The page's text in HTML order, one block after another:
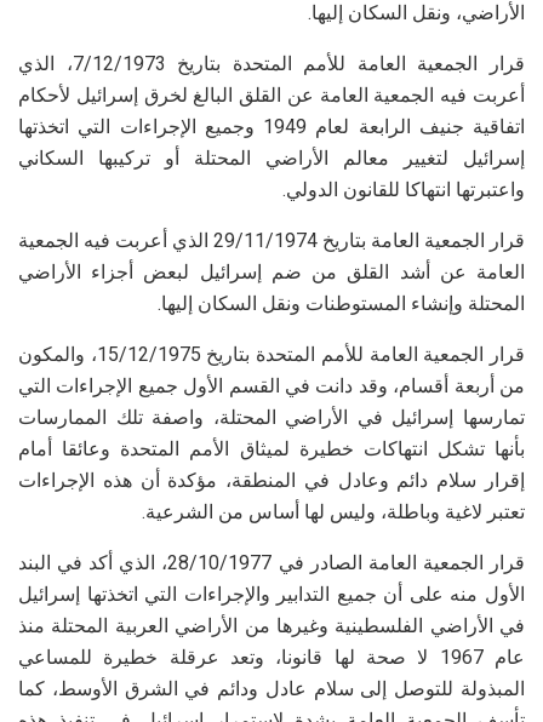
الأراضي، ونقل السكان إليها.
قرار الجمعية العامة للأمم المتحدة بتاريخ 7/12/1973، الذي
أعربت فيه الجمعية العامة عن القلق البالغ لخرق إسرائيل لأحكام
اتفاقية جنيف الرابعة لعام 1949 وجميع الإجراءات التي اتخذتها
إسرائيل لتغيير معالم الأراضي المحتلة أو تركيبها السكاني
واعتبرتها انتهاكا للقانون الدولي.
قرار الجمعية العامة بتاريخ 29/11/1974 الذي أعربت فيه الجمعية
العامة عن أشد القلق من ضم إسرائيل لبعض أجزاء الأراضي
المحتلة وإنشاء المستوطنات ونقل السكان إليها.
قرار الجمعية العامة للأمم المتحدة بتاريخ 15/12/1975، والمكون
من أربعة أقسام، وقد دانت في القسم الأول جميع الإجراءات التي
تمارسها إسرائيل في الأراضي المحتلة، واصفة تلك الممارسات
بأنها تشكل انتهاكات خطيرة لميثاق الأمم المتحدة وعائقا أمام
إقرار سلام دائم وعادل في المنطقة، مؤكدة أن هذه الإجراءات
تعتبر لاغية وباطلة، وليس لها أساس من الشرعية.
قرار الجمعية العامة الصادر في 28/10/1977، الذي أكد في البند
الأول منه على أن جميع التدابير والإجراءات التي اتخذتها إسرائيل
في الأراضي الفلسطينية وغيرها من الأراضي العربية المحتلة منذ
عام 1967 لا صحة لها قانونا، وتعد عرقلة خطيرة للمساعي
المبذولة للتوصل إلى سلام عادل ودائم في الشرق الأوسط، كما